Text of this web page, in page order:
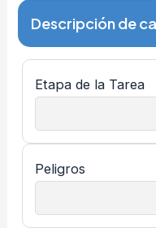
Descripción de
Etapa de la Tarea
Peligros